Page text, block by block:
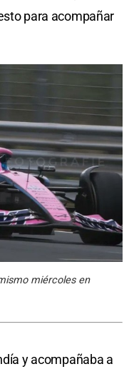
para acompañar
miércoles en
y acompañaba a